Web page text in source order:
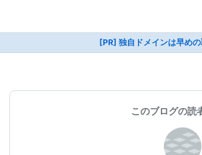
[PR] 独自ドメインは早め
このブログの読